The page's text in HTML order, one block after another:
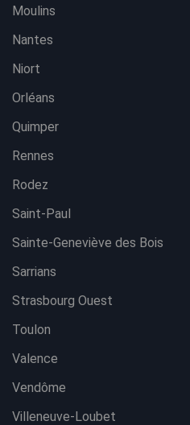
Moulins
Nantes
Niort
Orléans
Quimper
Rennes
Rodez
Saint-Paul
Sainte-Geneviève des Bois
Sarrians
Strasbourg Ouest
Toulon
Valence
Vendôme
Villeneuve-Loubet